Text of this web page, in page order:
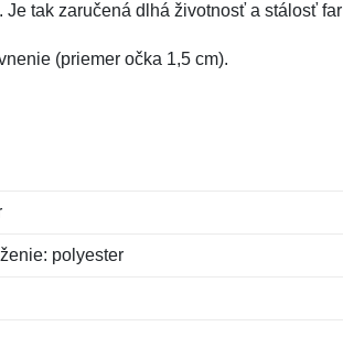
tak zaručená dlhá životnosť a stálosť
(priemer očka 1,5 cm).
polyester